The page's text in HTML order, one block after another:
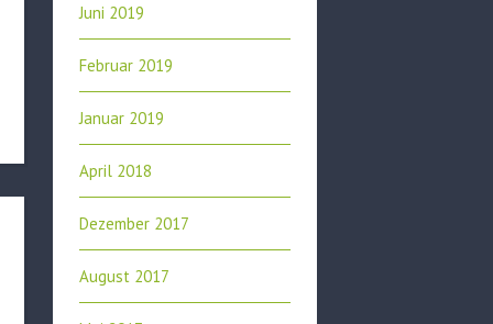
Juni 2019
Februar 2019
Januar 2019
April 2018
Dezember 2017
August 2017